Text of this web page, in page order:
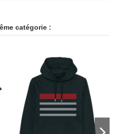
catégorie :